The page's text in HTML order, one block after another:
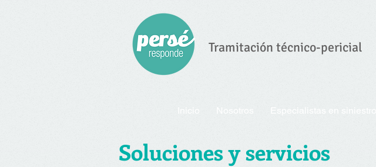
Tramitación técnico-pericial
Inicio Nosotros Especialistas en siniestros
Soluciones y servicios